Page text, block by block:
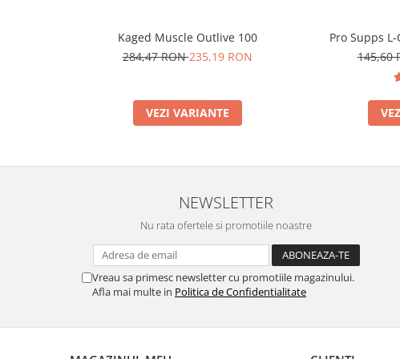
Kaged Muscle Outlive 100
284,47 RON235,19 RON
VEZI VARIANTE
Pro Supps
145,60
NEWSLETTER
Nu rata ofertele si promotiile noastre
Vreau sa primesc newsletter cu promotiile magazinului.
Afla mai multe in Politica de Confidentialitate